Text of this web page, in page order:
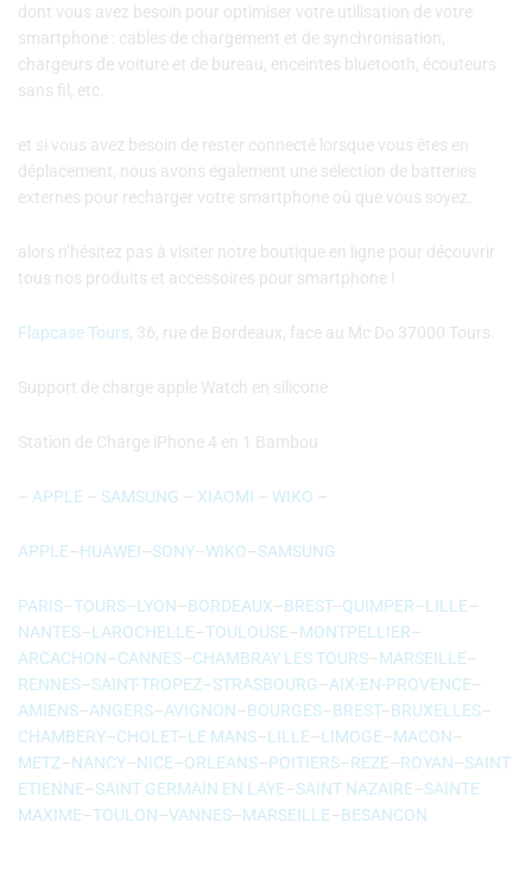
dont vous avez besoin pour optimiser votre utilisation de votre
smartphone : cables de chargement et de synchronisation,
chargeurs de voiture et de bureau, enceintes bluetooth, écouteurs
sans fil, etc.
et si vous avez besoin de rester connecté lorsque vous êtes en
déplacement, nous avons également une sélection de batteries
externes pour recharger votre smartphone où que vous soyez.
alors n’hésitez pas à visiter notre boutique en ligne pour découvrir
tous nos produits et accessoires pour smartphone !
Flapcase Tours, 36, rue de Bordeaux, face au Mc Do 37000 Tours.
Support de charge apple Watch en silicone
Station de Charge iPhone 4 en 1 Bambou
– APPLE – SAMSUNG – XIAOMI – WIKO –
APPLE–HUAWEI–SONY–WIKO–SAMSUNG
PARIS–TOURS–LYON–BORDEAUX–BREST–QUIMPER–LILLE–
NANTES–LAROCHELLE–TOULOUSE–MONTPELLIER–
ARCACHON–CANNES–CHAMBRAY LES TOURS–MARSEILLE–
RENNES–SAINT-TROPEZ–STRASBOURG–AIX-EN-PROVENCE–
AMIENS–ANGERS–AVIGNON–BOURGES–BREST–BRUXELLES–
CHAMBERY–CHOLET–LE MANS–LILLE–LIMOGE–MACON–
METZ–NANCY–NICE–ORLEANS–POITIERS–REZE–ROYAN–SAINT
ETIENNE–SAINT GERMAIN EN LAYE–SAINT NAZAIRE–SAINTE
MAXIME–TOULON–VANNES–MARSEILLE–BESANCON